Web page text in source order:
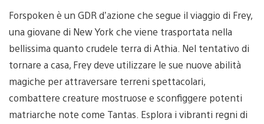
Forspoken è un GDR d’azione che segue il viaggio di Frey,
una giovane di New York che viene trasportata nella
bellissima quanto crudele terra di Athia. Nel tentativo di
tornare a casa, Frey deve utilizzare le sue nuove abilità
magiche per attraversare terreni spettacolari,
combattere creature mostruose e sconfiggere potenti
matriarche note come Tantas. Esplora i vibranti regni di